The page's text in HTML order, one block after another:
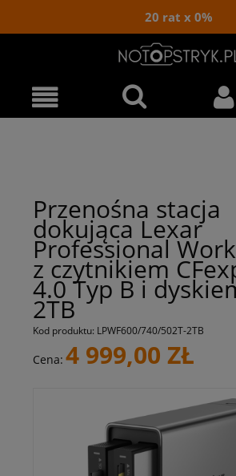
20 rat x 0%
Przenośna stacja
dokująca Lexar
Professional
z czytnikiem
4.0 Typ B i
2TB
Kod produktu: LPWF600/740/502T-2TB
Cena: 4 999,00 ZŁ